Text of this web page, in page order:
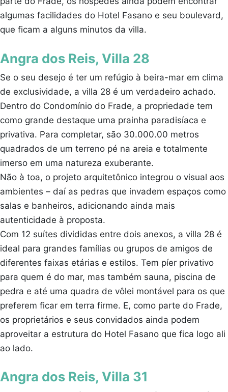
algumas facilidades do Hotel Fasano e seu boulevard,
que ficam a alguns minutos da villa.
Angra dos Reis, Villa 28
Se o seu desejo é ter um refúgio à beira-mar em clima
de exclusividade, a villa 28 é um verdadeiro achado.
Dentro do Condomínio do Frade, a propriedade tem
como grande destaque uma prainha paradisíaca e
privativa. Para completar, são 30.000.00 metros
quadrados de um terreno pé na areia e totalmente
imerso em uma natureza exuberante.
Não à toa, o projeto arquitetônico integrou o visual aos
ambientes – daí as pedras que invadem espaços como
salas e banheiros, adicionando ainda mais
autenticidade à proposta.
Com 12 suítes divididas entre dois anexos, a villa 28 é
ideal para grandes famílias ou grupos de amigos de
diferentes faixas etárias e estilos. Tem píer privativo
para quem é do mar, mas também sauna, piscina de
pedra e até uma quadra de vôlei montável para os que
preferem ficar em terra firme. E, como parte do Frade,
os proprietários e seus convidados ainda podem
aproveitar a estrutura do Hotel Fasano que fica logo ali
ao lado.
Angra dos Reis, Villa 31